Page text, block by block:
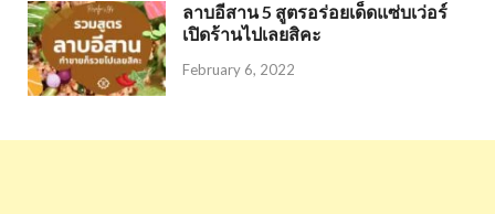
ลาบอีสาน 5 สูตรอร่อยเด็ดแซ่บเว่อร์
เปิดร้านไปเลยสิคะ
February 6, 2022